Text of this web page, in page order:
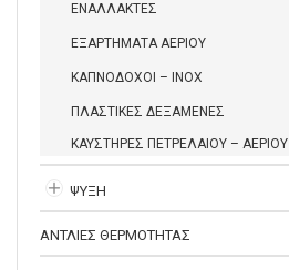
ΕΝΑΛΛΑΚΤΕΣ
ΕΞΑΡΤΗΜΑΤΑ ΑΕΡΙΟΥ
ΚΑΠΝΟΔΟΧΟΙ – INOX
ΠΛΑΣΤΙΚΕΣ ΔΕΞΑΜΕΝΕΣ
ΚΑΥΣΤΗΡΕΣ ΠΕΤΡΕΛΑΙΟΥ – ΑΕΡΙΟΥ
ΨΥΞΗ
ΑΝΤΛΙΕΣ ΘΕΡΜΟΤΗΤΑΣ